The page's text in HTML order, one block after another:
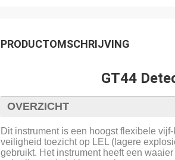
PRODUCTOMSCHRIJVING
GT44
OVERZICHT
Dit instrument is een hoogst flexibele
veiligheid toezicht op LEL (lagere
gebruikt. Het instrument heeft een